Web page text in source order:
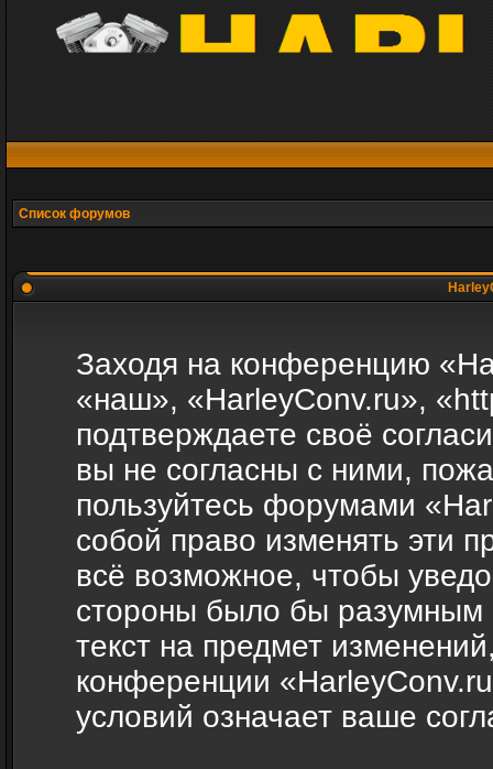
Список форумов
Заходя на конференцию
«наш», «HarleyConv.ru»,
подтверждаете своё
вы не согласны с ними,
пользуйтесь форумами
собой право изменять эти
всё возможное, чтобы
стороны было бы разумным
текст на предмет
конференции
условий означает ваше